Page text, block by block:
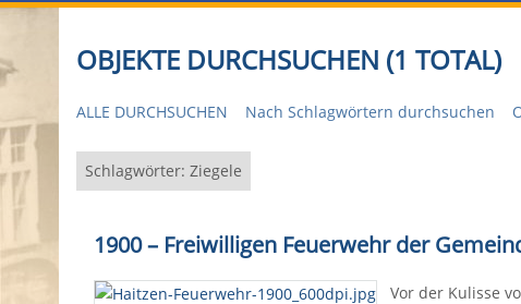
z
r
H
u
p
e
OBJEKTE DURCHSUCHEN (1 TOTAL)
ALLE DURCHSUCHEN Nach Schlagwörtern durchsuchen
Schlagwörter: Ziegele
1900 – Freiwilligen Feuerwehr der
Vor der Kulisse